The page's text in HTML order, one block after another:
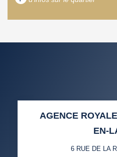
TAXE FONCIÈREAGENCE
EN-
6 RUE DE LA